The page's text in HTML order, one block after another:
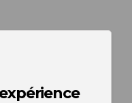
bonne santé"